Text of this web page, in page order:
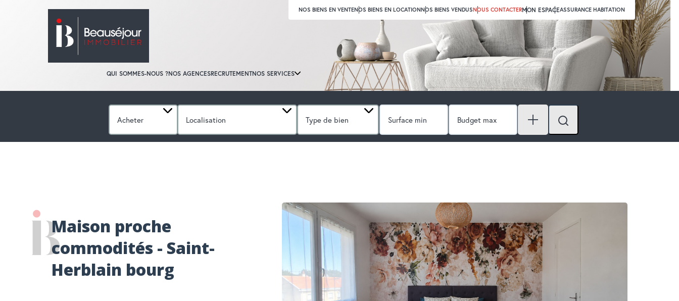
NOS BIENS EN VENTENOS BIENS EN LOCATIONNOS BIENS VENDUSNOUS CONTACTERMON ESPACEASSURANCE HABITATION
QUI SOMMES-NOUS ?NOS AGENCESRECRUTEMENTNOS SERVICES
Acheter Localisation Type de bien
Maison proche
commodités - Saint-
Herblain bourg